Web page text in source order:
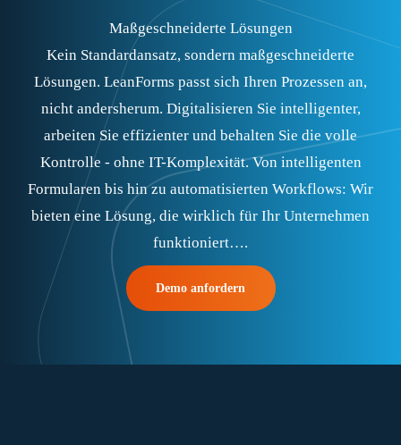
Maßgeschneiderte Lösungen
Kein Standardansatz, sondern maßgeschneiderte
Lösungen. LeanForms passt sich Ihren Prozessen an,
nicht andersherum. Digitalisieren Sie intelligenter,
arbeiten Sie effizienter und behalten Sie die volle
Kontrolle - ohne IT-Komplexität. Von intelligenten
Formularen bis hin zu automatisierten Workflows: Wir
bieten eine Lösung, die wirklich für Ihr Unternehmen
funktioniert….
Demo anfordern